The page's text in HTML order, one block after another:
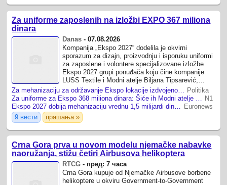
Za uniforme zaposlenih na izložbi EXPO 367 miliona
dinara
Danas -07.08.2026
Kompanija „Ekspo 2027“ dodelila je okvirni
sporazum za dizajn, proizvodnju i isporuku uniformi
za zaposlene i volontere specijalizovane izložbe
Ekspo 2027 grupi ponuđača koju čine kompanije
LUSS Textile i Modni atelje Biljana Tipsarević,
saopšteno je danas.
Za mehanizaciju za održavanje Ekspo lokacije izdvojeno…
Politika
N1
Euronews
9 вести
прашања »
Crna Gora prva u novom modelu njemačke nabavke
naoružanja, stižu četiri Airbusova helikoptera
RTCG - пред: 7 часа
Crna Gora kupuje od Njemačke Airbusove borbene
helikoptere u okviru Government-to-Government